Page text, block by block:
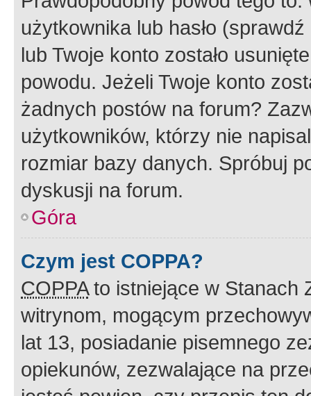
użytkownika lub hasło
lub Twoje konto zostało
powodu. Jeżeli Twoje konto
żadnych postów na forum?
użytkowników, którzy nie
rozmiar bazy danych. Spróbuj
dyskusji na forum.
Góra
Czym jest COPPA?
COPPAto istniejące w Stanach
witrynom, mogącym
lat 13, posiadanie pisemnego
opiekunów, zezwalające na